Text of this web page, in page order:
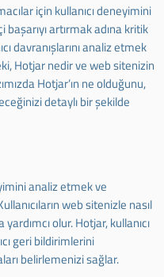
için kullanıcı deneyimini
artırmak adına kritik
davranışlarını analiz etmek
Hotjar nedir ve web sitenizin
Hotjar’ın ne olduğunu,
detaylı bir şekilde
analiz etmek ve
web sitenizle nasıl
olur. Hotjar, kullanıcı
geri bildirimlerini
belirlemenizi sağlar.